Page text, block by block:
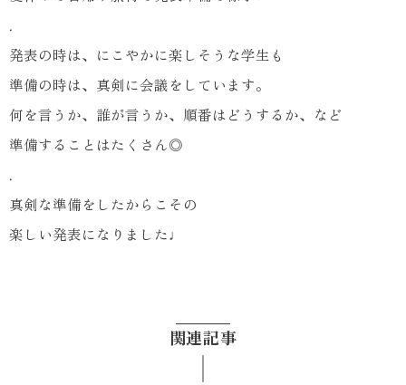
.
発表の時は、にこやかに楽しそうな学生も
準備の時は、真剣に会議をしています。
何を言うか、誰が言うか、順番はどうするか、など
準備することはたくさん◎
.
真剣な準備をしたからこその
楽しい発表になりました♩
関連記事